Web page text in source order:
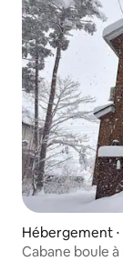
Hébergement
Cabane boule